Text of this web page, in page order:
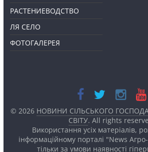
РАСТЕНИЕВОДСТВО
ЛЯ СЕЛО
ФОТОГАЛЕРЕЯ
© 2026 НОВИНИ СІЛЬСЬКОГО
СВІТУ. All rights
Використання усіх матеріалів,
інформаційному порталі "News
тільки за умови наявності